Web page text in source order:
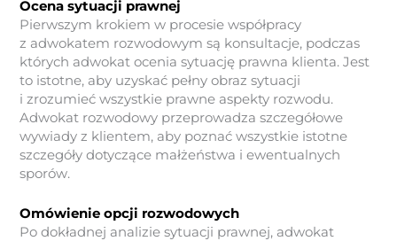
Ocena sytuacji prawnej
Pierwszym krokiem w procesie współpracy
z adwokatem rozwodowym są konsultacje, podczas
których adwokat ocenia sytuację prawna klienta. Jest
to istotne, aby uzyskać pełny obraz sytuacji
i zrozumieć wszystkie prawne aspekty rozwodu.
Adwokat rozwodowy przeprowadza szczegółowe
wywiady z klientem, aby poznać wszystkie istotne
szczegóły dotyczące małżeństwa i ewentualnych
sporów.
Omówienie opcji rozwodowych
Po dokładnej analizie sytuacji prawnej, adwokat